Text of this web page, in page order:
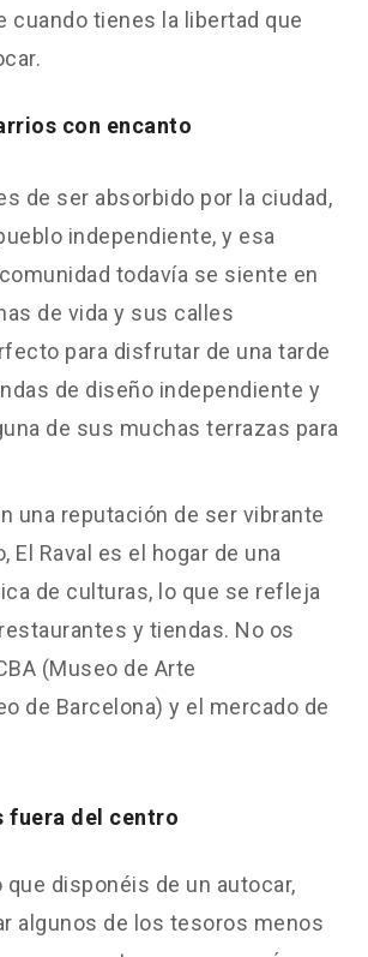
cuando tienes la libertad que
con encanto
de ser absorbido por la ciudad,
independiente, y esa
todavía se siente en
de vida y sus calles
para disfrutar de una tarde
de diseño independiente y
de sus muchas terrazas para
una reputación de ser vibrante
El Raval es el hogar de una
de culturas, lo que se refleja
y tiendas. No os
(Museo de Arte
de Barcelona) y el mercado de
fuera del centro
que disponéis de un autocar,
algunos de los tesoros menos